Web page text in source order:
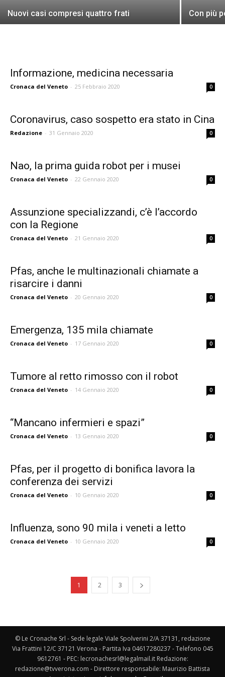
Nuovi casi compresi quattro frati Con più
Informazione, medicina necessaria
Cronaca del Veneto - 25 Febbraio 2020 0
Coronavirus, caso sospetto era stato in Cina
Redazione - 31 Gennaio 2020 0
Nao, la prima guida robot per i musei
Cronaca del Veneto - 22 Gennaio 2020 0
Assunzione specializzandi, c’è l’accordo
con la Regione
Cronaca del Veneto - 21 Gennaio 2020 0
Pfas, anche le multinazionali chiamate a
risarcire i danni
Cronaca del Veneto - 20 Gennaio 2020 0
Emergenza, 135 mila chiamate
Cronaca del Veneto - 17 Gennaio 2020 0
Tumore al retto rimosso con il robot
Cronaca del Veneto - 14 Gennaio 2020 0
“Mancano infermieri e spazi”
Cronaca del Veneto - 13 Gennaio 2020 0
Pfas, per il progetto di bonifica lavora la
conferenza dei servizi
Cronaca del Veneto - 10 Gennaio 2020 0
Influenza, sono 90 mila i veneti a letto
Cronaca del Veneto - 10 Gennaio 2020 0
1 2 3
© Le Cronache Srl - Sede legale Viale Spolverini 2/A 37131, redazione
Via Frattini 12/C 37121 Verona - Partita Iva 04617280237 - Telefono 045
9612761 - PEC: lecronachesrl@legalmail.it Redazione:
redazione@tvverona.com - Direttore responsabile: Maurizio Battista